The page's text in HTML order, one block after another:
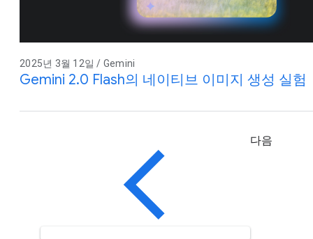
2025년 3월 12일 / Gemini
Gemini 2.0 Flash의 네이티브 이미지 생성 실험
다음